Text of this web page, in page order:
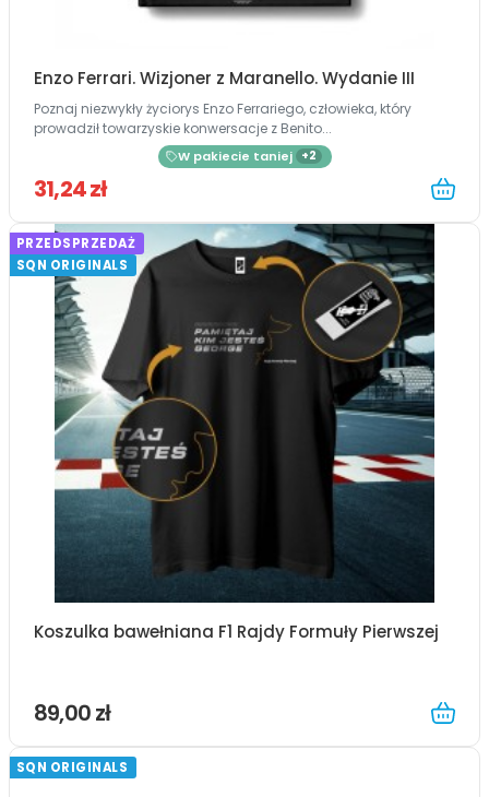
Enzo Ferrari. Wizjoner z Maranello. Wydanie III
Poznaj niezwykły życiorys Enzo Ferrariego, człowieka, który
prowadził towarzyskie konwersacje z Benito...
W pakiecie taniej +2
31,24 zł
PRZEDSPRZEDAŻ
SQN ORIGINALS
Koszulka bawełniana F1 Rajdy Formuły Pierwszej
89,00 zł
SQN ORIGINALS